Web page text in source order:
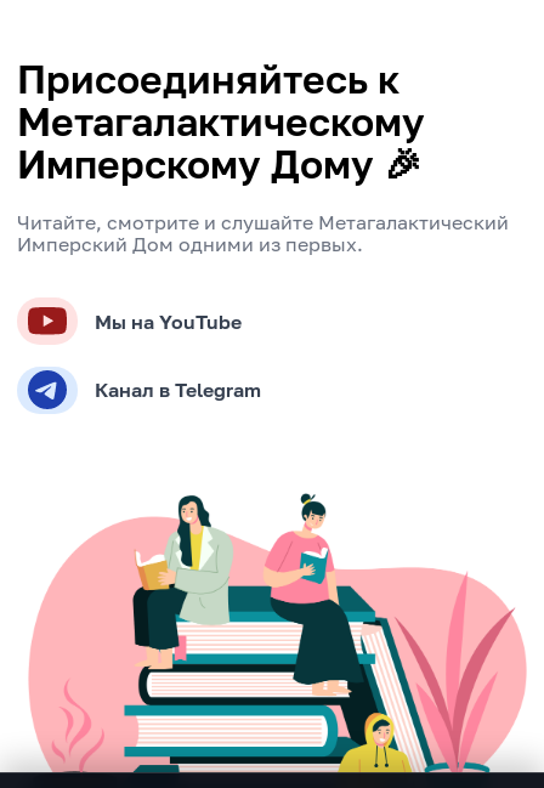
Присоединяйтесь к
Метагалактическому
Имперскому Дому 🎉
Читайте, смотрите и слушайте Метагалактический
Имперский Дом одними из первых.
Мы на YouTube
Канал в Telegram